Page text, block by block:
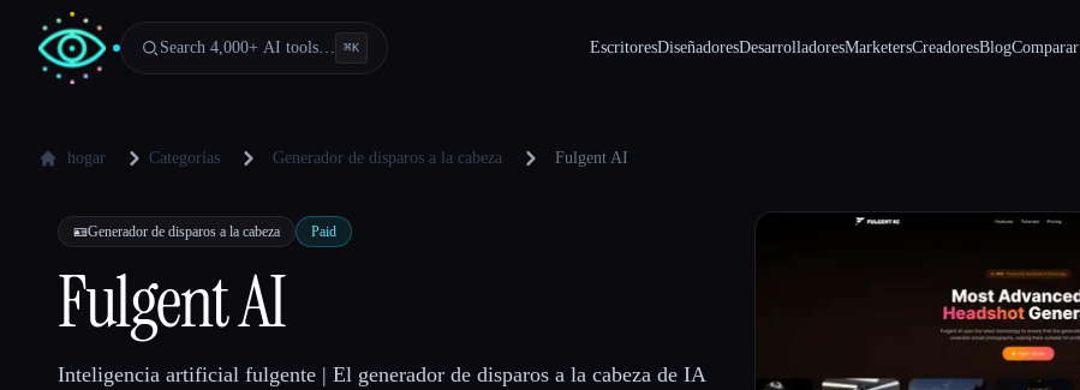
Search 4,000+ AI tools… ⌘K EscritoresDiseñadoresDesarrolladoresMarketersCreadoresBlogComparar
hogar Categorías Generador de disparos a la cabeza Fulgent AI
🪪Generador de disparos a la cabeza Paid
Fulgent AI
Inteligencia artificial fulgente | El generador de disparos a la cabeza de IA